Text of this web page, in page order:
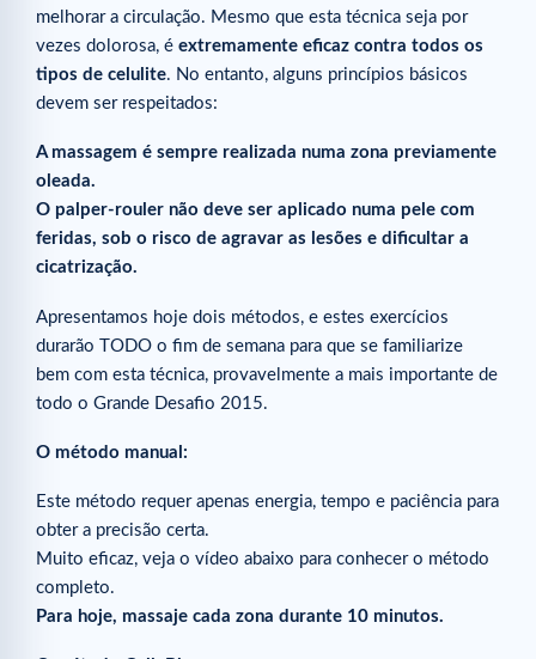
melhorar a circulação. Mesmo que esta técnica seja por
vezes dolorosa, é extremamente eficaz contra todos os
tipos de celulite. No entanto, alguns princípios básicos
devem ser respeitados:
A massagem é sempre realizada numa zona previamente
oleada.
O palper-rouler não deve ser aplicado numa pele com
feridas, sob o risco de agravar as lesões e dificultar a
cicatrização.
Apresentamos hoje dois métodos, e estes exercícios
durarão TODO o fim de semana para que se familiarize
bem com esta técnica, provavelmente a mais importante de
todo o Grande Desafio 2015.
O método manual:
Este método requer apenas energia, tempo e paciência para
obter a precisão certa.
Muito eficaz, veja o vídeo abaixo para conhecer o método
completo.
Para hoje, massaje cada zona durante 10 minutos.